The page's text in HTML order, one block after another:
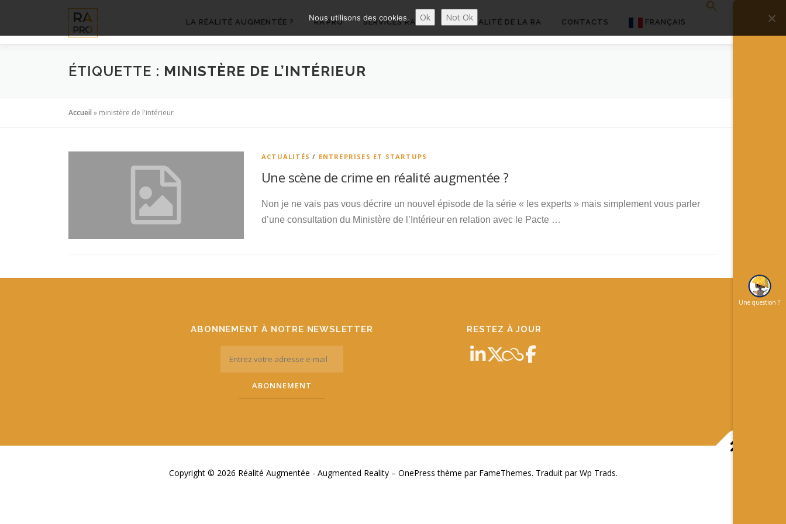
contenu
LA RÉALITÉ AUGMENTÉE ? RA’PRO SERVICES RA’PRO ACTUALITÉ DE LA RA CONTACTS FRANÇAIS
ÉTIQUETTE : MINISTÈRE DE L’INTÉRIEUR
Accueil » ministère de l'intérieur
ACTUALITÉS / ENTREPRISES ET STARTUPS
Une scène de crime en réalité augmentée ?
Non je ne vais pas vous décrire un nouvel épisode de la série « les experts » mais simplement vous parler
d’une consultation du Ministère de l’Intérieur en relation avec le Pacte …
ABONNEMENT À NOTRE NEWSLETTER RESTEZ À JOUR
Copyright © 2026 Réalité Augmentée - Augmented Reality – OnePress thème par FameThemes. Traduit par Wp Trads.
Une question ?
Nous utilisons des cookies. Ok Not Ok